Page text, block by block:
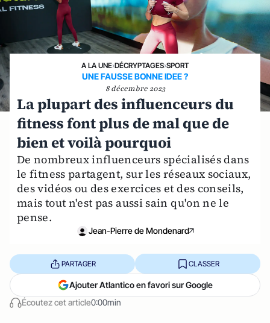
A LA UNE›DÉCRYPTAGES›SPORT
UNE FAUSSE BONNE IDEE ?
8 décembre 2023
La plupart des influenceurs du
fitness font plus de mal que de
bien et voilà pourquoi
De nombreux influenceurs spécialisés dans
le fitness partagent, sur les réseaux sociaux,
des vidéos ou des exercices et des conseils,
mais tout n'est pas aussi sain qu'on ne le
pense.
Jean-Pierre de Mondenard
Écoutez cet article0:00min
PARTAGER CLASSER
Ajouter Atlantico en favori sur Google